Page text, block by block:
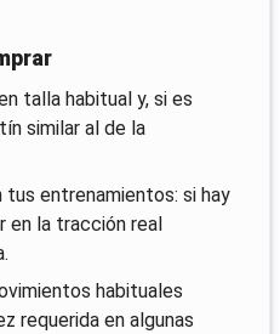
talla habitual y, si es
similar al de la
entrenamientos: si hay
en la tracción real
habituales
requerida en algunas